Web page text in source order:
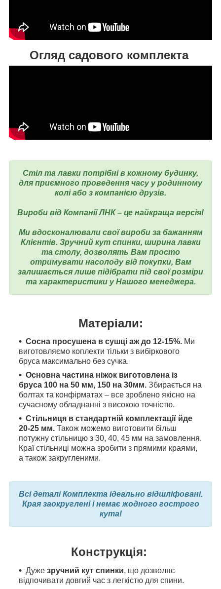
Огляд садового комплекта
Стіл та лавки потрібні в кожному будинку,
для приємного проведення часу у родинному
колі або з компанією друзів.
Вироби від Компанії ЛНК – це найкраща версія!
Ми вдосконалювали свої вироби за бажанням
Клієнтів. Зручний кут спинки, ширина лавки
та столу, дозволять Вам просто
отримувати насолоду від покупки, Вам
залишається лише підібрати під свої розміри
та характеристики у Нашого менеджера.
Матеріали:
Сосна просушена в сушці аж до 12-15%. Ми
виготовляємо коплекти тільки з вибіркового
бруса максимально без сучка.
Основна частина ніжок виготовлена ​​із
бруса 100 на 50 мм, 150 на 30мм. Збирається на
болтах та конфірматах – все зроблено якісно на
сучасному обладнанні з високою точністю.
Стільниця в стандартній комплектації йде
20-25 мм. Також можемо виготовити більш
потужну стільницю з 30, 40, 45 мм на замовлення.
Краї стільниці можна зробити з прямими краями,
а також закругленими.
Всі деталі Комплекта ідеально відшліфовані.
Края заокруглені і немає жодного гострого
кута!
Конструкція:
Дуже зручний кут спинки, що дозволяє
відпочивати довгий час з легкістю для спини.